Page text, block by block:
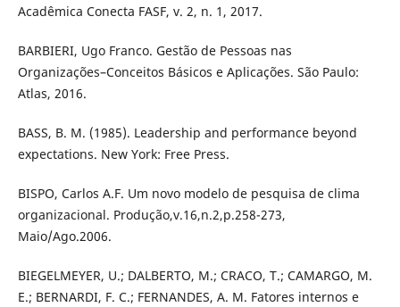
Acadêmica Conecta FASF, v. 2, n. 1, 2017.
BARBIERI, Ugo Franco. Gestão de Pessoas nas
Organizações–Conceitos Básicos e Aplicações. São Paulo:
Atlas, 2016.
BASS, B. M. (1985). Leadership and performance beyond
expectations. New York: Free Press.
BISPO, Carlos A.F. Um novo modelo de pesquisa de clima
organizacional. Produção,v.16,n.2,p.258-273,
Maio/Ago.2006.
BIEGELMEYER, U.; DALBERTO, M.; CRACO, T.; CAMARGO, M.
E.; BERNARDI, F. C.; FERNANDES, A. M. Fatores internos e